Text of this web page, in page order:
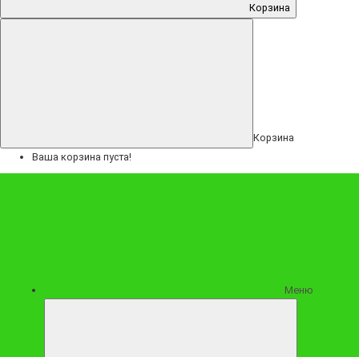
Корзина
Корзина
Ваша корзина пуста!
Меню
4290 ₽
Мужской букет из колбас и сыров "Арамис"